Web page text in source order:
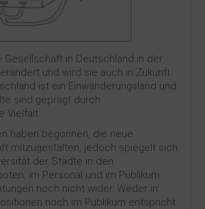
Gesellschaft in Deutschland in der
und wird sie auch in Zukunft
ist ein Einwanderungsland und
sind geprägt durch
Vielfalt.
haben begonnen, die neue
mitzugestalten, jedoch spiegelt sich
der Städte in den
im Personal und im Publikum
noch nicht wider. Weder in
noch im Publikum entspricht